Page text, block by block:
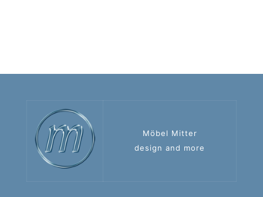
Möbel Mitter
design and more